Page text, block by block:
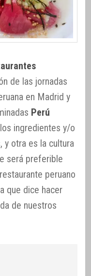
de las jornadas
en Madrid y
Perú
ingredientes y/o
y otra es la cultura
será preferible
peruano
que dice hacer
de nuestros